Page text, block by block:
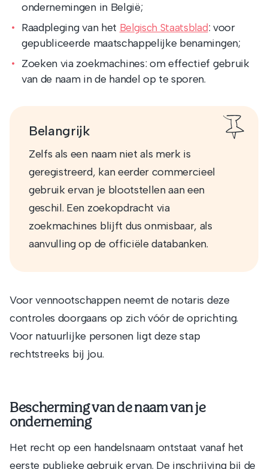
ondernemingen in België;
Raadpleging van het Belgisch Staatsblad: voor
gepubliceerde maatschappelijke benamingen;
Zoeken via zoekmachines: om effectief gebruik
van de naam in de handel op te sporen.
Belangrijk
Zelfs als een naam niet als merk is
geregistreerd, kan eerder commercieel
gebruik ervan je blootstellen aan een
geschil. Een zoekopdracht via
zoekmachines blijft dus onmisbaar, als
aanvulling op de officiële databanken.
Voor vennootschappen neemt de notaris deze
controles doorgaans op zich vóór de oprichting.
Voor natuurlijke personen ligt deze stap
rechtstreeks bij jou.
Bescherming van de naam van je
onderneming
Het recht op een handelsnaam ontstaat vanaf het
eerste publieke gebruik ervan. De inschrijving bij de